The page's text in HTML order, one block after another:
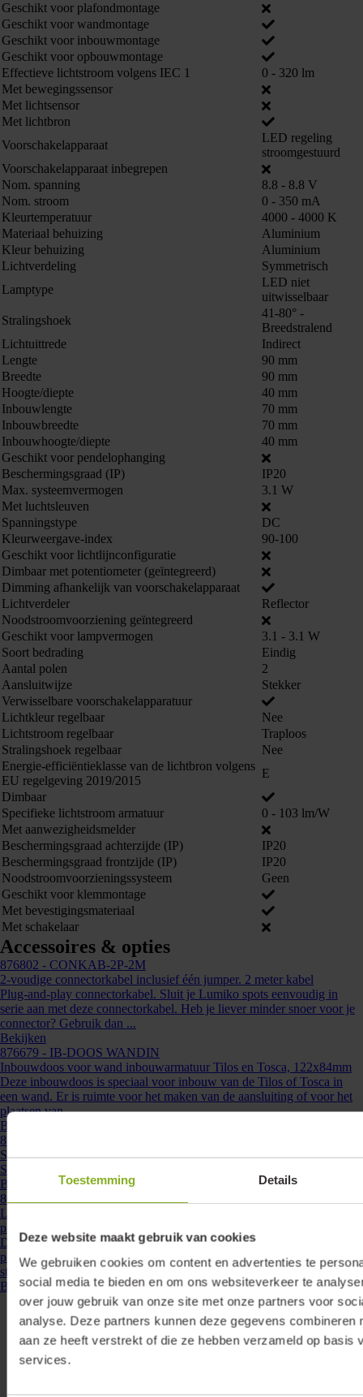
Toestemming Details
Deze website maakt gebruik van cookies
We gebruiken cookies om content en advertenties te
social media te bieden en om ons websiteverkeer te
over jouw gebruik van onze site met onze partners voor
analyse. Deze partners kunnen deze gegevens combineren
aan ze heeft verstrekt of die ze hebben verzameld op basis
services.
Geschikt voor plafondmontage
Geschikt voor wandmontage
Geschikt voor inbouwmontage
Geschikt voor opbouwmontage
Effectieve lichtstroom volgens IEC 1
0 - 320 lm
Met bewegingssensor
Met lichtsensor
Met lichtbron
Voorschakelapparaat
LED regeling
stroomgestuurd
Voorschakelapparaat inbegrepen
Nom. spanning
8.8 - 8.8 V
Nom. stroom
0 - 350 mA
Kleurtemperatuur
4000 - 4000 K
Materiaal behuizing
Aluminium
Kleur behuizing
Aluminium
Lichtverdeling
Symmetrisch
Lamptype
LED niet
uitwisselbaar
Stralingshoek
41-80° -
Breedstralend
Lichtuittrede
Indirect
Lengte
90 mm
Breedte
90 mm
Hoogte/diepte
40 mm
Inbouwlengte
70 mm
Inbouwbreedte
70 mm
Inbouwhoogte/diepte
40 mm
Geschikt voor pendelophanging
Beschermingsgraad (IP)
IP20
Max. systeemvermogen
3.1 W
Met luchtsleuven
Spanningstype
DC
Kleurweergave-index
90-100
Geschikt voor lichtlijnconfiguratie
Dimbaar met potentiometer (geïntegreerd)
Dimming afhankelijk van voorschakelapparaat
Lichtverdeler
Reflector
Noodstroomvoorziening geïntegreerd
Geschikt voor lampvermogen
3.1 - 3.1 W
Soort bedrading
Eindig
Aantal polen
2
Aansluitwijze
Stekker
Verwisselbare voorschakelapparatuur
Lichtkleur regelbaar
Nee
Lichtstroom regelbaar
Traploos
Stralingshoek regelbaar
Nee
Energie-efficiëntieklasse van de lichtbron volgens
EU regelgeving 2019/2015
E
Dimbaar
Specifieke lichtstroom armatuur
0 - 103 lm/W
Met aanwezigheidsmelder
Beschermingsgraad achterzijde (IP)
IP20
Beschermingsgraad frontzijde (IP)
IP20
Noodstroomvoorzieningssysteem
Geen
Geschikt voor klemmontage
Met bevestigingsmateriaal
Met schakelaar
Accessoires & opties
876802 - CONKAB-2P-2M
2-voudige connectorkabel inclusief één jumper. 2 meter kabel
Plug-and-play connectorkabel. Sluit je Lumiko spots eenvoudig in
serie aan met deze connectorkabel. Heb je liever minder snoer voor je
connector? Gebruik dan ...
Bekijken
876679 - IB-DOOS WANDIN
Inbouwdoos voor wand inbouwarmatuur Tilos en Tosca, 122x84mm
Deze inbouwdoos is speciaal voor inbouw van de Tilos of Tosca in
een wand. Er is ruimte voor het maken van de aansluiting of voor het
plaatsen van ...
Bekijken
876678
Stucplaat voor wand inbouwarmatuur 135x135mm
Stucplaat voor Wand up-/downlight inbouwarmaturen. ...
Bekijken
860033
Lumiko led driver constante stroom 350mA, 9-18W, 26-52V, dimbaar
plug and play| 860033
Deze Lumiko LED driver is speciaal ontwikkeld voor het eenvoudig,
plug and play, aansluiten van Lumiko LEDmodules. Door de dubbele
steekcontacten is parallelle ...
Bekijken
863660
Kunnen we je ergens mee helpen?
Neem dan contact op +31 88 002 33
00 of info@lumiko.nl